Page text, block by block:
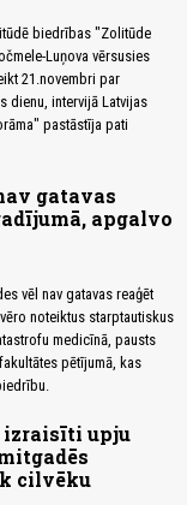
biedrības "Zolitūde
Luņova vērsusies
21.novembri par
dienu, intervijā Latvijas
pastāstīja pati
gatavas
apgalvo
vēl nav gatavas reaģēt
noteiktus starptautiskus
medicīnā, pausts
pētījumā, kas
izraisīti upju
cilvēku